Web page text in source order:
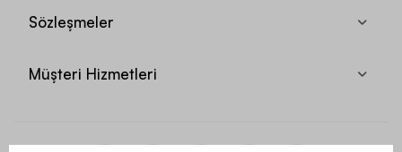
Sözleşmeler
Müşteri Hizmetleri